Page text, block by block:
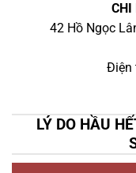
CHI
42 Hồ Ngọc
Điện
LÝ DO HẦU